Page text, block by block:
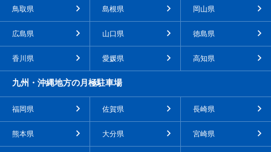
鳥取県 島根県 岡山県
広島県 山口県 徳島県
香川県 愛媛県 高知県
九州・沖縄地方の月極駐車場
福岡県 佐賀県 長崎県
熊本県 大分県 宮崎県